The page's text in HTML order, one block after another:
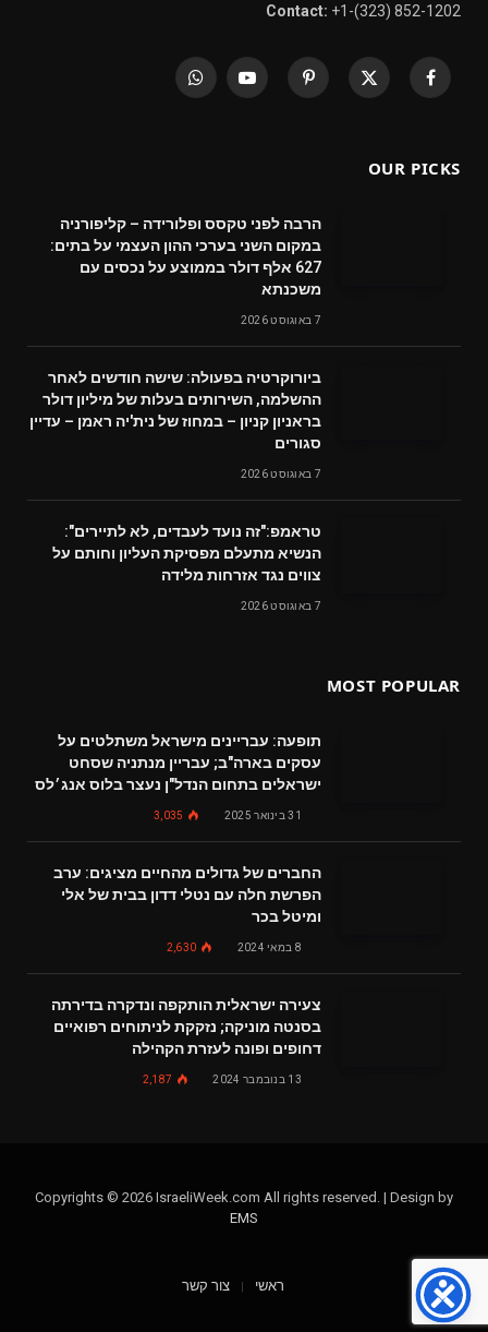
Contact: +1-(323) 852-1202
Facebook
X
Pinterest
YouTube
WhatsApp
OUR PICKS
הרבה לפני טקסס ופלורידה – קליפורניה
במקום השני בערכי ההון העצמי על בתים:
627 אלף דולר בממוצע על נכסים עם
משכנתא
7 באוגוסט 2026
ביורוקרטיה בפעולה: שישה חודשים לאחר
ההשלמה, השירותים בעלות של מיליון דולר
בראניון קניון – במחוז של נית'יה ראמן – עדיין
סגורים
7 באוגוסט 2026
טראמפ:"זה נועד לעבדים, לא לתיירים":
הנשיא מתעלם מפסיקת העליון וחותם על
צווים נגד אזרחות מלידה
7 באוגוסט 2026
MOST POPULAR
תופעה: עבריינים מישראל משתלטים על
עסקים בארה"ב; עבריין מנתניה שסחט
ישראלים בתחום הנדל"ן נעצר בלוס אנג׳לס
31 בינואר 2025 3,035
החברים של גדולים מהחיים מציגים: ערב
הפרשת חלה עם נטלי דדון בבית של אלי
ומיטל בכר
8 במאי 2024 2,630
צעירה ישראלית הותקפה ונדקרה בדירתה
בסנטה מוניקה; נזקקת לניתוחים רפואיים
דחופים ופונה לעזרת הקהילה
13 בנובמבר 2024 2,187
Copyrights © 2026 IsraeliWeek.com All rights reserved. | Design by
EMS
ראשי צור קשר